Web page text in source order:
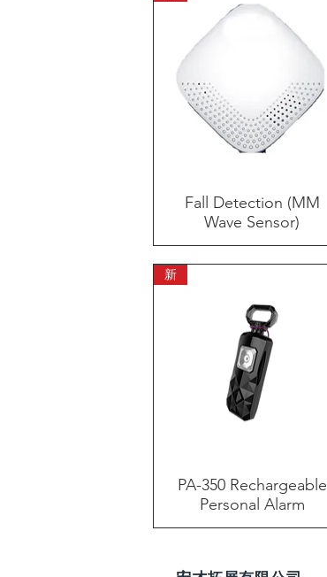
快速瀏覽
Fall Detection (MM
Wave Sensor)
快速瀏覽
新
PA-350 Rechargeable
Personal Alarm